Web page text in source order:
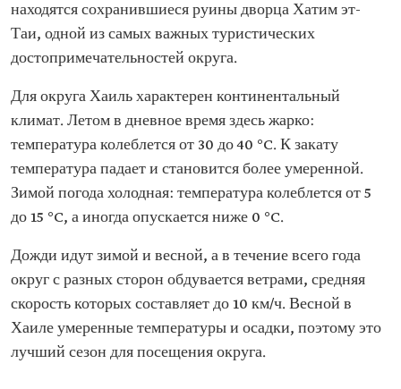
находятся сохранившиеся руины дворца Хатим эт-
Таи, одной из самых важных туристических
достопримечательностей округа.
Для округа Хаиль характерен континентальный
климат. Летом в дневное время здесь жарко:
температура колеблется от 30 до 40 °C. К закату
температура падает и становится более умеренной.
Зимой погода холодная: температура колеблется от 5
до 15 °C, а иногда опускается ниже 0 °C.
Дожди идут зимой и весной, а в течение всего года
округ с разных сторон обдувается ветрами, средняя
скорость которых составляет до 10 км/ч. Весной в
Хаиле умеренные температуры и осадки, поэтому это
лучший сезон для посещения округа.